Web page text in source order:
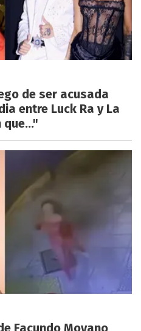
de ser acusada
entre Luck Ra y La